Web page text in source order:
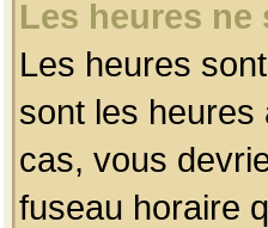
Les heures
Les heures
sont les heures
cas, vous
fuseau horaire